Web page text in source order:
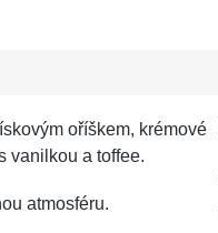
oříškem, krémové
vanilkou a toffee.
atmosféru.